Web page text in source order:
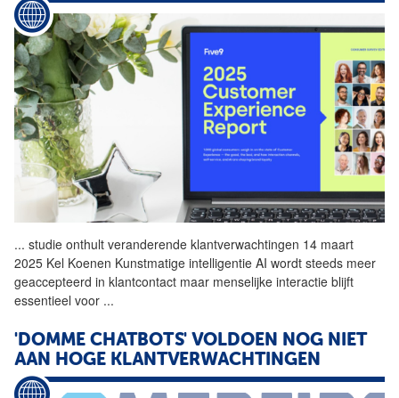
... studie onthult veranderende klantverwachtingen 14 maart
2025 Kel Koenen Kunstmatige intelligentie AI wordt steeds meer
geaccepteerd in klantcontact maar menselijke interactie blijft
essentieel voor ...
'DOMME CHATBOTS' VOLDOEN NOG NIET
AAN HOGE KLANTVERWACHTINGEN